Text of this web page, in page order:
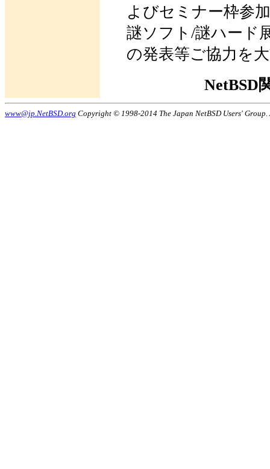
よびセミナー枠参
謎ソフト/謎ハード
の発表等ご協力を
NetBSD
www@jp.NetBSD.org Copyright © 1998-2014 The Japan NetBSD Users' Group.